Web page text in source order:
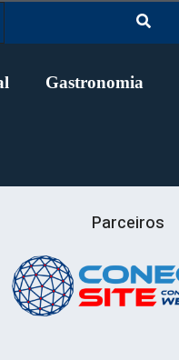
Gastronomia
Parceiros